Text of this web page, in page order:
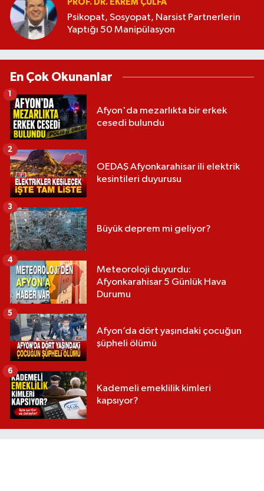
PROF. DR. EKREM ÇULFA
Psikopat, Sosyopat, Narsist Partnerlerin
Yaptığı 50 Manipülasyon
En Çok Okunanlar
Afyon'da mezarlıkta bir erkek
cesedi bulundu
1
OEDAŞ Afyonkarahisar ili elektrik
kesintileri duyurusu
2
Büyük deprem mi geliyor?
3
Meteoroloji duyurdu:
Afyonkarahisar 5 Günlük Hava
Durumu
4
Afyon’da dört yaşındaki çocuğun
şüpheli ölümü
5
Kademeli emeklilik kimleri
kapsıyor?
6